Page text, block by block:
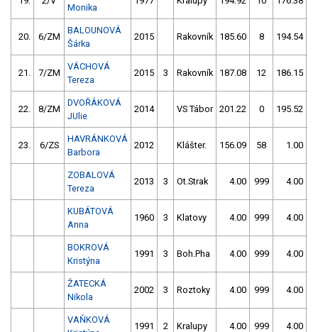
Monika
20. 6/ZM
BALOUNOVÁ
Šárka
2015 Rakovník 185.60 8 194.54
21. 7/ZM
VÁCHOVÁ
Tereza
2015 3 Rakovník 187.08 12 186.15
22. 8/ZM
DVOŘÁKOVÁ
JUlie
2014 VS Tábor 201.22 0 195.52
23. 6/ZS
HAVRÁNKOVÁ
Barbora
2012 Klášter. 156.09 58 1.00
ZOBALOVÁ
Tereza
2013 3 Ot.Strak 4.00 999 4.00
KUBÁTOVÁ
Anna
1960 3 Klatovy 4.00 999 4.00
BOKROVÁ
Kristýna
1991 3 Boh.Pha 4.00 999 4.00
ŽATECKÁ
Nikola
2002 3 Roztoky 4.00 999 4.00
VAŇKOVÁ
1991 2 Kralupy 4.00 999 4.00